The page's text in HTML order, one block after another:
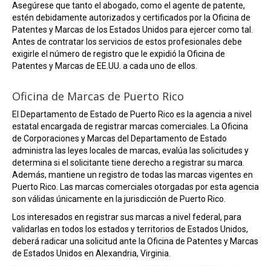
Asegúrese que tanto el abogado, como el agente de patente,
estén debidamente autorizados y certificados por la Oficina de
Patentes y Marcas de los Estados Unidos para ejercer como tal.
Antes de contratar los servicios de estos profesionales debe
exigirle el número de registro que le expidió la Oficina de
Patentes y Marcas de EE.UU. a cada uno de ellos.
Oficina de Marcas de Puerto Rico
El Departamento de Estado de Puerto Rico es la agencia a nivel
estatal encargada de registrar marcas comerciales. La Oficina
de Corporaciones y Marcas del Departamento de Estado
administra las leyes locales de marcas, evalúa las solicitudes y
determina si el solicitante tiene derecho a registrar su marca.
Además, mantiene un registro de todas las marcas vigentes en
Puerto Rico. Las marcas comerciales otorgadas por esta agencia
son válidas únicamente en la jurisdicción de Puerto Rico.
Los interesados en registrar sus marcas a nivel federal, para
validarlas en todos los estados y territorios de Estados Unidos,
deberá radicar una solicitud ante la Oficina de Patentes y Marcas
de Estados Unidos en Alexandria, Virginia.